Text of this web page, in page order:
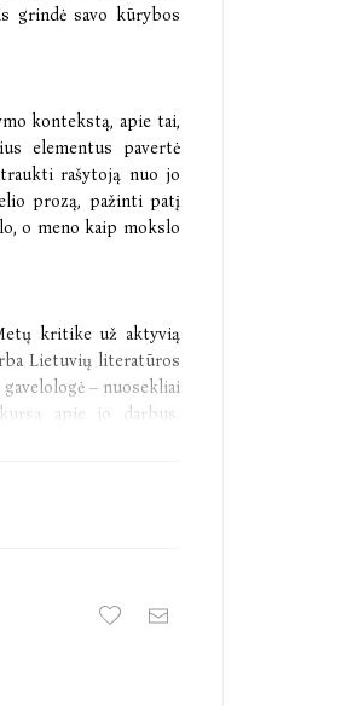
grindė savo kūrybos
kontekstą, apie tai,
elementus pavertė
rašytoją nuo jo
prozą, pažinti patį
o meno kaip mokslo
kritike už aktyvią
Lietuvių literatūros
– nuosekliai
apie jo darbus.
autorės knyga,